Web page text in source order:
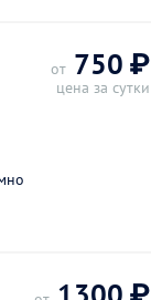
от 750 ₽
цена за сутки